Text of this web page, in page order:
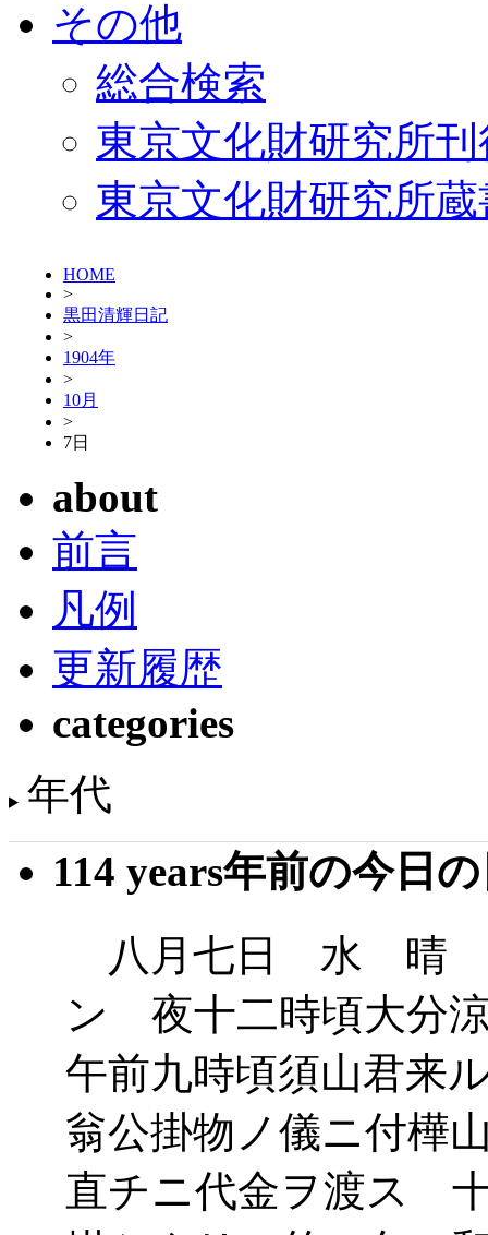
その他
総合検索
東京文化財研究所
東京文化財研究所
HOME
>
黒田清輝日記
>
1904年
>
10月
>
7日
about
前言
凡例
更新履歴
categories
年代
114 years年前の今日
八月七日 水 晴 今
ン 夜十二時頃大分
午前九時頃須山君来
翁公掛物ノ儀ニ付樺
直チニ代金ヲ渡ス